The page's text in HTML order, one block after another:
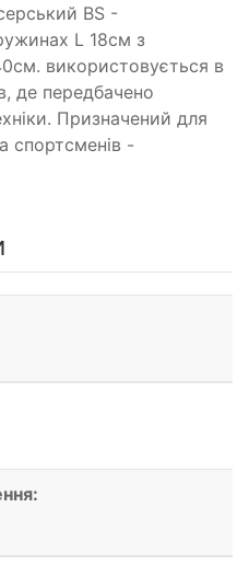
BS -
L 18см з
використовується в
де передбачено
Призначений для
спортсменів -